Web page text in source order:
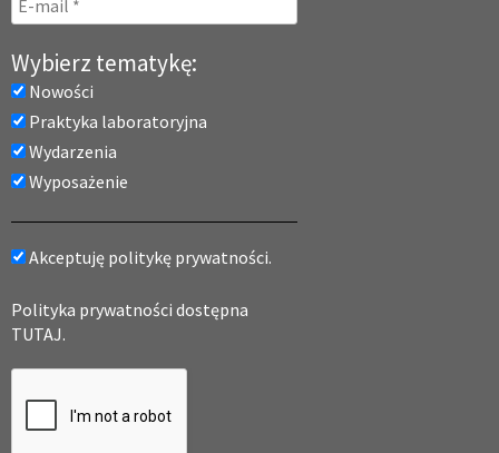
Wybierz tematykę:
Nowości
Praktyka laboratoryjna
Wydarzenia
Wyposażenie
Akceptuję politykę prywatności.
Polityka prywatności dostępna
TUTAJ.